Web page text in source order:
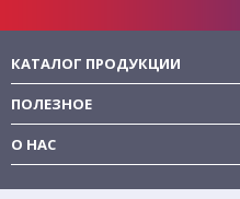
КАТАЛОГ ПРОДУКЦИИ
ПОЛЕЗНОЕ
О НАС